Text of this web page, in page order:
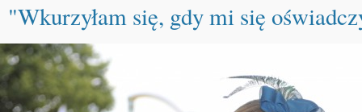
"Wkurzyłam się, gdy mi się